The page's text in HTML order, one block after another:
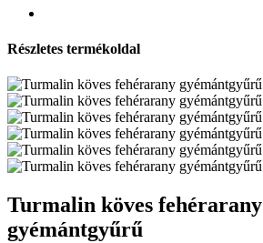
Részletes termékoldal
Turmalin köves fehérarany
gyémántgyűrű